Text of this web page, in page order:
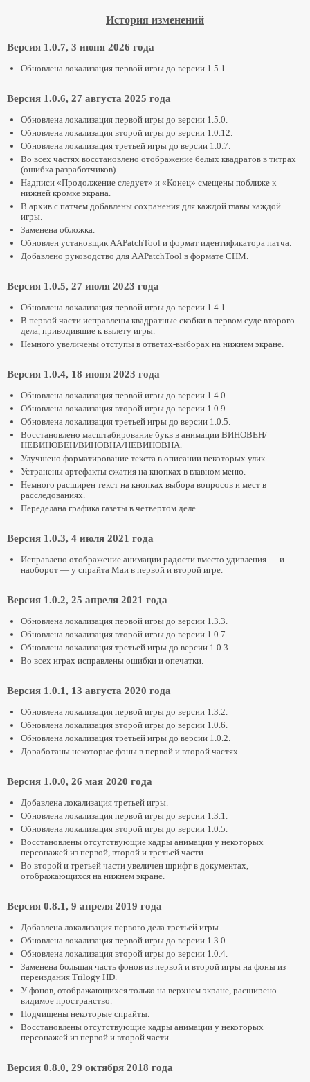
История изменений
Версия 1.0.7, 3 июня 2026 года
Обновлена локализация первой игры до версии 1.5.1.
Версия 1.0.6, 27 августа 2025 года
Обновлена локализация первой игры до версии 1.5.0.
Обновлена локализация второй игры до версии 1.0.12.
Обновлена локализация третьей игры до версии 1.0.7.
Во всех частях восстановлено отображение белых квадратов в титрах
(ошибка разработчиков).
Надписи «Продолжение следует» и «Конец» смещены поближе к
нижней кромке экрана.
В архив с патчем добавлены сохранения для каждой главы каждой
игры.
Заменена обложка.
Обновлен установщик AAPatchTool и формат идентификатора патча.
Добавлено руководство для AAPatchTool в формате CHM.
Версия 1.0.5, 27 июля 2023 года
Обновлена локализация первой игры до версии 1.4.1.
В первой части исправлены квадратные скобки в первом суде второго
дела, приводившие к вылету игры.
Немного увеличены отступы в ответах-выборах на нижнем экране.
Версия 1.0.4, 18 июня 2023 года
Обновлена локализация первой игры до версии 1.4.0.
Обновлена локализация второй игры до версии 1.0.9.
Обновлена локализация третьей игры до версии 1.0.5.
Восстановлено масштабирование букв в анимации ВИНОВЕН/
НЕВИНОВЕН/ВИНОВНА/НЕВИНОВНА.
Улучшено форматирование текста в описании некоторых улик.
Устранены артефакты сжатия на кнопках в главном меню.
Немного расширен текст на кнопках выбора вопросов и мест в
расследованиях.
Переделана графика газеты в четвертом деле.
Версия 1.0.3, 4 июля 2021 года
Исправлено отображение анимации радости вместо удивления — и
наоборот — у спрайта Маи в первой и второй игре.
Версия 1.0.2, 25 апреля 2021 года
Обновлена локализация первой игры до версии 1.3.3.
Обновлена локализация второй игры до версии 1.0.7.
Обновлена локализация третьей игры до версии 1.0.3.
Во всех играх исправлены ошибки и опечатки.
Версия 1.0.1, 13 августа 2020 года
Обновлена локализация первой игры до версии 1.3.2.
Обновлена локализация второй игры до версии 1.0.6.
Обновлена локализация третьей игры до версии 1.0.2.
Доработаны некоторые фоны в первой и второй частях.
Версия 1.0.0, 26 мая 2020 года
Добавлена локализация третьей игры.
Обновлена локализация первой игры до версии 1.3.1.
Обновлена локализация второй игры до версии 1.0.5.
Восстановлены отсутствующие кадры анимации у некоторых
персонажей из первой, второй и третьей части.
Во второй и третьей части увеличен шрифт в документах,
отображающихся на нижнем экране.
Версия 0.8.1, 9 апреля 2019 года
Добавлена локализация первого дела третьей игры.
Обновлена локализация первой игры до версии 1.3.0.
Обновлена локализация второй игры до версии 1.0.4.
Заменена большая часть фонов из первой и второй игры на фоны из
переиздания Trilogy HD.
У фонов, отображающихся только на верхнем экране, расширено
видимое пространство.
Подчищены некоторые спрайты.
Восстановлены отсутствующие кадры анимации у некоторых
персонажей из первой и второй части.
Версия 0.8.0, 29 октября 2018 года